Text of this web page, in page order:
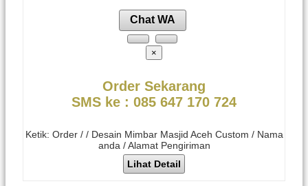
Chat WA
×
Order Sekarang
SMS ke : 085 647 170 724
Ketik: Order / / Desain Mimbar Masjid Aceh Custom / Nama
anda / Alamat Pengiriman
Lihat Detail